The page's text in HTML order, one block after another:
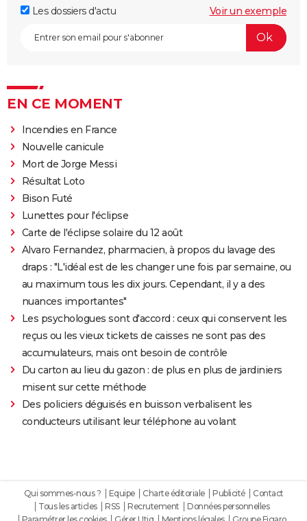
Les dossiers d'actu
Voir un exemple
EN CE MOMENT
Incendies en France
Nouvelle canicule
Mort de Jorge Messi
Résultat Loto
Bison Futé
Lunettes pour l'éclipse
Carte de l'éclipse solaire du 12 août
Alvaro Fernandez, pharmacien, à propos du lavage des
draps : "L'idéal est de les changer une fois par semaine, ou
au maximum tous les dix jours. Cependant, il y a des
nuances importantes"
Les psychologues sont d'accord : ceux qui conservent les
reçus ou les vieux tickets de caisses ne sont pas des
accumulateurs, mais ont besoin de contrôle
Du carton au lieu du gazon : de plus en plus de jardiniers
misent sur cette méthode
Des policiers déguisés en buisson verbalisent les
conducteurs utilisant leur téléphone au volant
Qui sommes-nous ? Equipe Charte éditoriale Publicité
Contact
Tous les articles
RSS Recrutement
Données personnelles